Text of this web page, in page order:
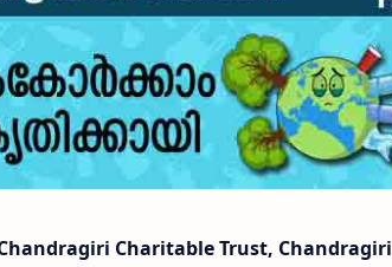
Charitable Trust, Chandragiri